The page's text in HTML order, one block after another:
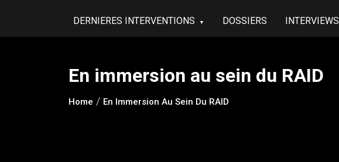
DERNIERES INTERVENTIONS DOSSIERS INTERVIEWS
En immersion au sein du RAID
Home En Immersion Au Sein Du RAID